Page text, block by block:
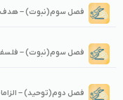
فصل سوم(نبوت) – هدف
فصل سوم(نبوت) –
فصل دوم(توحید) –